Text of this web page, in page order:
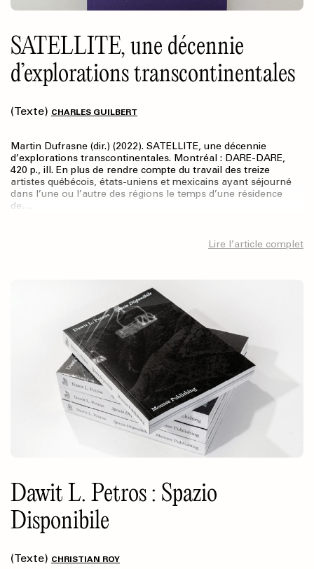
SATELLITE, une décennie
d’explorations transcontinentales
(Texte) CHARLES GUILBERT
Martin Dufrasne (dir.) (2022). SATELLITE, une décennie
d’explorations transcontinentales. Montréal : DARE-DARE,
420 p., ill. En plus de rendre compte du travail des treize
artistes québécois, états-uniens et mexicains ayant séjourné
dans l’une ou l’autre des régions le temps d’une résidence
de…
Lire l’article complet
Dawit L. Petros : Spazio
Disponibile
(Texte) CHRISTIAN ROY